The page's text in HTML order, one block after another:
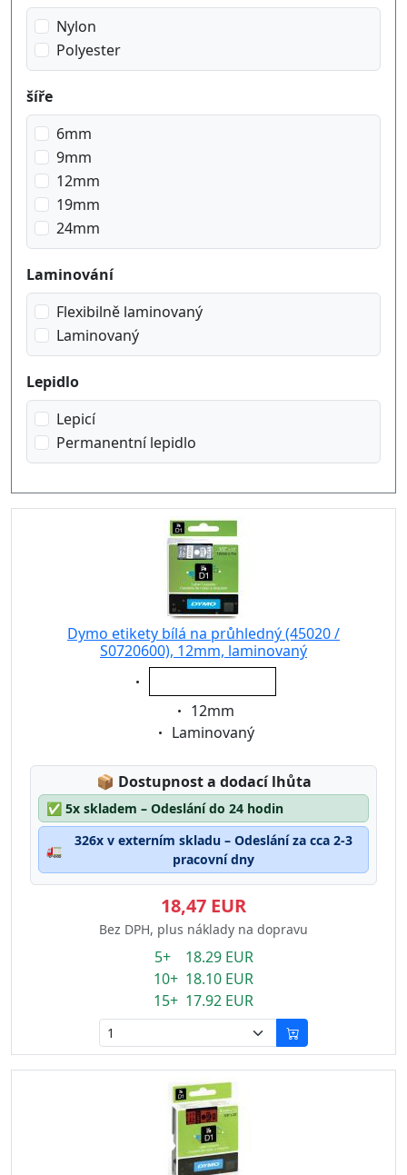
Nylon
Polyester
šíře
6mm
9mm
12mm
19mm
24mm
Laminování
Flexibilně laminovaný
Laminovaný
Lepidlo
Lepicí
Permanentní lepidlo
Dymo etikety bílá na průhledný (45020 /
S0720600), 12mm, laminovaný
Eigenschaft:
Eigenschaft:
12mm
Eigenschaft:
Laminovaný
📦 Lagerstatus:
Dostupnost a dodací lhůta
✅ 5x skladem – Odeslání do 24 hodin
🚛
326x v externím skladu – Odeslání za cca 2-3
pracovní dny
18,47 EUR
Bez DPH, plus náklady na dopravu
5+ 18.29 EUR
10+ 18.10 EUR
15+ 17.92 EUR